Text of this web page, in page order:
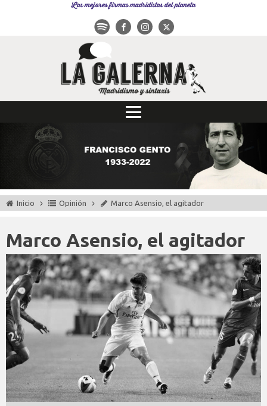
Las mejores firmas madridistas del planeta
Inicio Opinión Marco Asensio, el agitador
Marco Asensio, el agitador